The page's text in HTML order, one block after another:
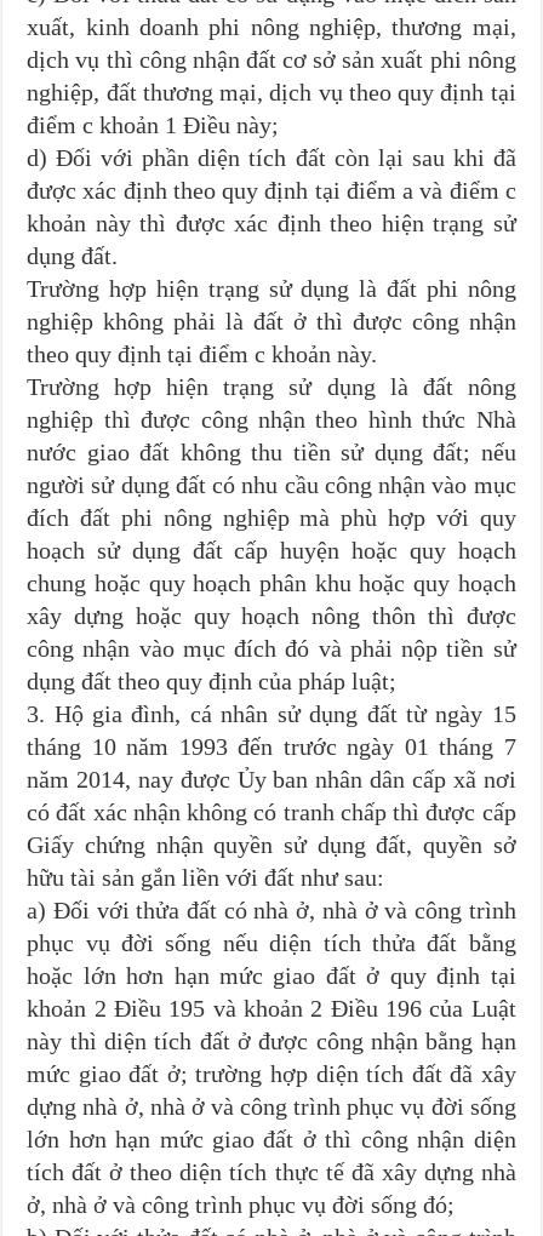
xuất, kinh doanh phi nông nghiệp, thương mại,
dịch vụ thì công nhận đất cơ sở sản xuất phi nông
nghiệp, đất thương mại, dịch vụ theo quy định tại
điểm c khoản 1 Điều này;
d) Đối với phần diện tích đất còn lại sau khi đã
được xác định theo quy định tại điểm a và điểm c
khoản này thì được xác định theo hiện trạng sử
dụng đất.
Trường hợp hiện trạng sử dụng là đất phi nông
nghiệp không phải là đất ở thì được công nhận
theo quy định tại điểm c khoản này.
Trường hợp hiện trạng sử dụng là đất nông
nghiệp thì được công nhận theo hình thức Nhà
nước giao đất không thu tiền sử dụng đất; nếu
người sử dụng đất có nhu cầu công nhận vào mục
đích đất phi nông nghiệp mà phù hợp với quy
hoạch sử dụng đất cấp huyện hoặc quy hoạch
chung hoặc quy hoạch phân khu hoặc quy hoạch
xây dựng hoặc quy hoạch nông thôn thì được
công nhận vào mục đích đó và phải nộp tiền sử
dụng đất theo quy định của pháp luật;
3. Hộ gia đình, cá nhân sử dụng đất từ ngày 15
tháng 10 năm 1993 đến trước ngày 01 tháng 7
năm 2014, nay được Ủy ban nhân dân cấp xã nơi
có đất xác nhận không có tranh chấp thì được cấp
Giấy chứng nhận quyền sử dụng đất, quyền sở
hữu tài sản gắn liền với đất như sau:
a) Đối với thửa đất có nhà ở, nhà ở và công trình
phục vụ đời sống nếu diện tích thửa đất bằng
hoặc lớn hơn hạn mức giao đất ở quy định tại
khoản 2 Điều 195 và khoản 2 Điều 196 của Luật
này thì diện tích đất ở được công nhận bằng hạn
mức giao đất ở; trường hợp diện tích đất đã xây
dựng nhà ở, nhà ở và công trình phục vụ đời sống
lớn hơn hạn mức giao đất ở thì công nhận diện
tích đất ở theo diện tích thực tế đã xây dựng nhà
ở, nhà ở và công trình phục vụ đời sống đó;